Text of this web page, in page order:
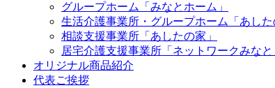
グループホーム「みなとホーム」
生活介護事業所・グループホーム「あした
相談支援事業所「あしたの家」
居宅介護支援事業所「ネットワークみなと
オリジナル商品紹介
代表ご挨拶